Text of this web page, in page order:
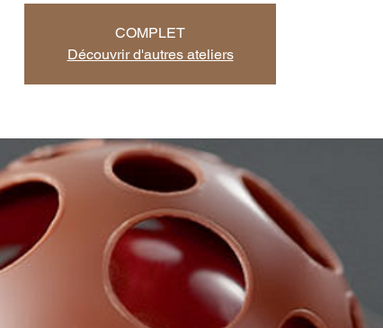
COMPLET
Découvrir d'autres ateliers